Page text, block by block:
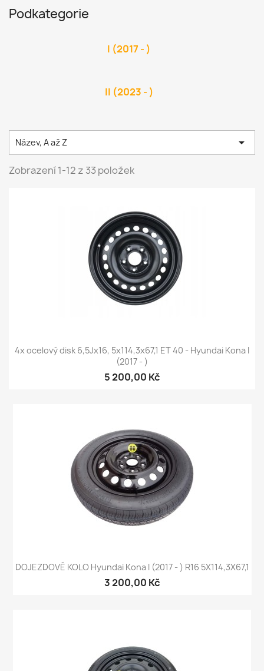
Podkategorie
I (2017 - )
II (2023 - )
Název, A až Z 
Zobrazení 1-12 z 33 položek
4x ocelový disk 6,5Jx16, 5x114,3x67,1 ET 40 - Hyundai Kona I
(2017 - )
5 200,00 Kč
DOJEZDOVÉ KOLO Hyundai Kona I (2017 - ) R16 5X114,3X67,1
3 200,00 Kč